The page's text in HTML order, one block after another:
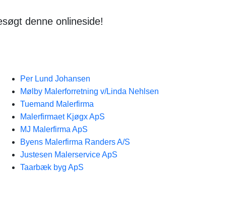
denne onlineside!
Per Lund Johansen
Mølby Malerforretning v/Linda Nehlsen
Tuemand Malerfirma
Malerfirmaet Kjøgx ApS
MJ Malerfirma ApS
Byens Malerfirma Randers A/S
Justesen Malerservice ApS
Taarbæk byg ApS